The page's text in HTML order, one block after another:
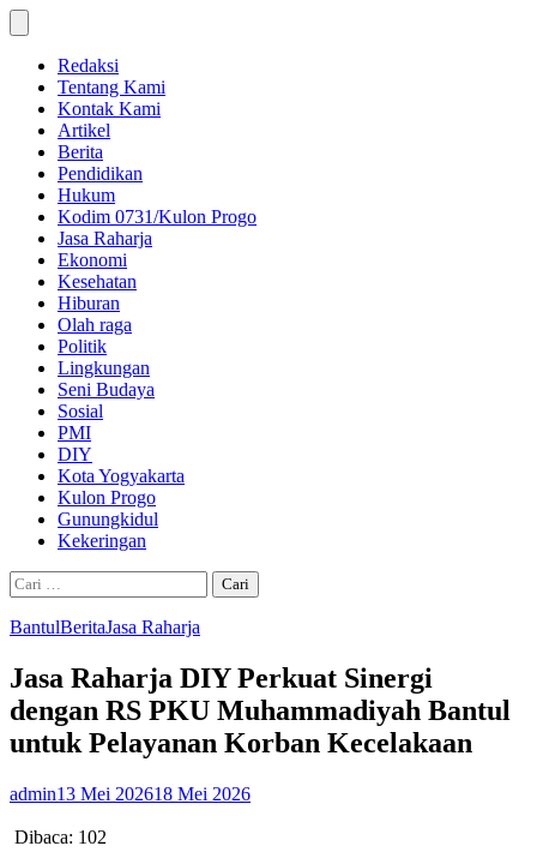
Skip
to
contentRedaksi
Tentang Kami
Kontak Kami
Artikel
Berita
Pendidikan
Hukum
Kodim 0731/Kulon Progo
Jasa Raharja
Ekonomi
Kesehatan
Hiburan
Olah raga
Politik
Lingkungan
Seni Budaya
Sosial
PMI
DIY
Kota Yogyakarta
Kulon Progo
Gunungkidul
Kekeringan
Cari
untuk:
BantulBeritaJasa Raharja
Jasa Raharja DIY Perkuat Sinergi
dengan RS PKU Muhammadiyah Bantul
untuk Pelayanan Korban Kecelakaan
admin13 Mei 202618 Mei 2026
Dibaca: 102